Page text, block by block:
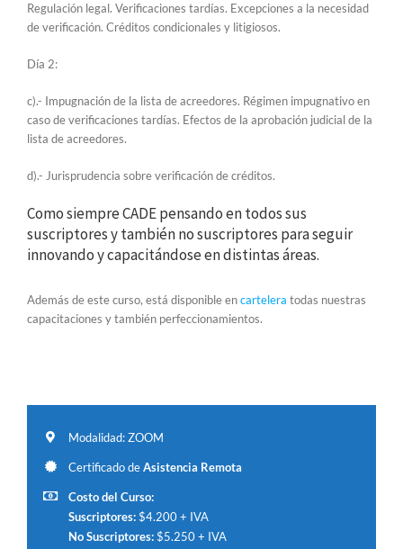
Regulación legal. Verificaciones tardías. Excepciones a la necesidad
de verificación. Créditos condicionales y litigiosos.
Día 2:
c).- Impugnación de la lista de acreedores. Régimen impugnativo en
caso de verificaciones tardías. Efectos de la aprobación judicial de la
lista de acreedores.
d).- Jurisprudencia sobre verificación de créditos.
Como siempre CADE pensando en todos sus
suscriptores y también no suscriptores para seguir
innovando y capacitándose en distintas áreas.
Además de este curso, está disponible encartelera todas nuestras
capacitaciones y también perfeccionamientos.
Modalidad: ZOOM
Certificado deAsistencia Remota
Costo del Curso:
Suscriptores:$4.200 + IVA
No Suscriptores:$5.250 + IVA